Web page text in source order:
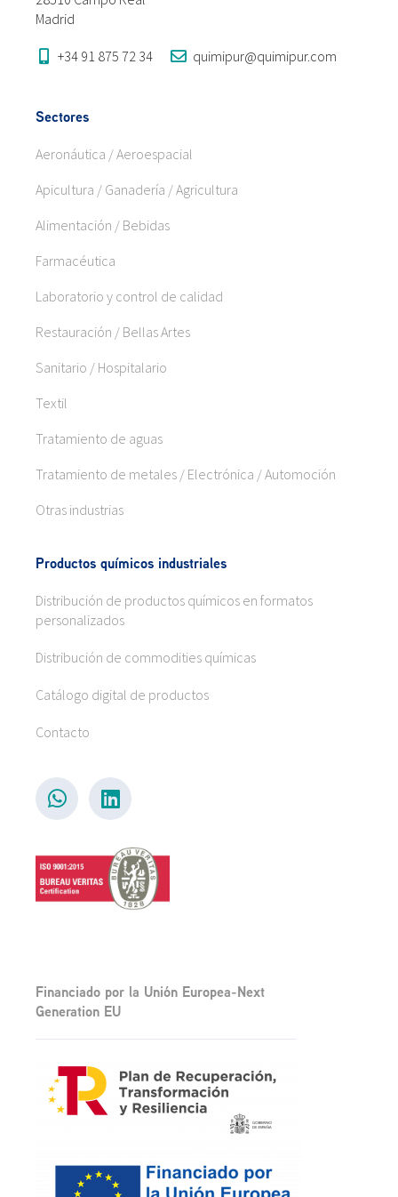
Madrid
+34 91 875 72 34 quimipur@quimipur.com
Sectores
Aeronáutica / Aeroespacial
Apicultura / Ganadería / Agricultura
Alimentación / Bebidas
Farmacéutica
Laboratorio y control de calidad
Restauración / Bellas Artes
Sanitario / Hospitalario
Textil
Tratamiento de aguas
Tratamiento de metales / Electrónica / Automoción
Otras industrias
Productos químicos industriales
Distribución de productos químicos en formatos
personalizados
Distribución de commodities químicas
Catálogo digital de productos
Contacto
Financiado por la Unión Europea-Next
Generation EU